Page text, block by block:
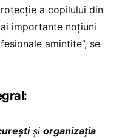
a copilului din
importante noțiuni
amintite”, se
și organizația